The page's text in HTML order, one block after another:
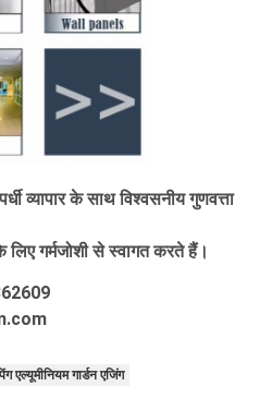
व्यापार के साथ विश्वसनीय गुणवत्ता
लिए गर्मजोशी से स्वागत करते हैं।
एल्यूमीनियम गार्डन एजिंग